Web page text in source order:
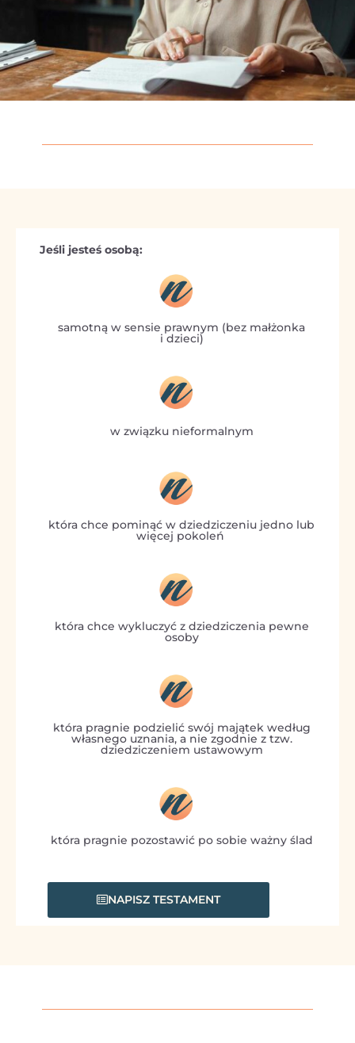
Jeśli jesteś osobą:
samotną w sensie prawnym (bez małżonka
i dzieci)
w związku nieformalnym
która chce pominąć w dziedziczeniu jedno lub
więcej pokoleń
która chce wykluczyć z dziedziczenia pewne
osoby
która pragnie podzielić swój majątek według
własnego uznania, a nie zgodnie z tzw.
dziedziczeniem ustawowym
która pragnie pozostawić po sobie ważny ślad
NAPISZ TESTAMENT